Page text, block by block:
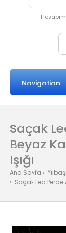
Hesabım
Navigation
Saçak
Beyaz
Işığı
Ana Sayfa
Saçak Led Perde